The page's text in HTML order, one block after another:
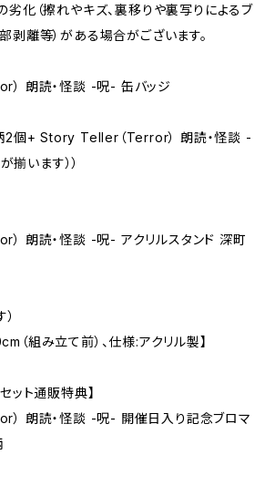
劣化（擦れやキズ、裏移りや裏写りによるブ
剥離等）がある場合がございます。
朗読・怪談 -呪- 缶バッジ
2個+ Story Teller（Terror） 朗読・怪談 -
揃います））
朗読・怪談 -呪- アクリルスタンド 深町
）
（組み立て前）、仕様:アクリル製】
ット通販特典】
朗読・怪談 -呪- 開催日入り記念ブロマ